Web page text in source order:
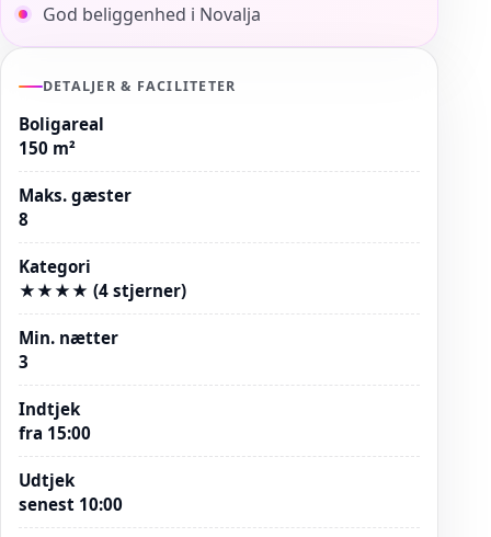
God beliggenhed i Novalja
DETALJER & FACILITETER
Boligareal
150 m²
Maks. gæster
8
Kategori
★★★★ (4 stjerner)
Min. nætter
3
Indtjek
fra 15:00
Udtjek
senest 10:00